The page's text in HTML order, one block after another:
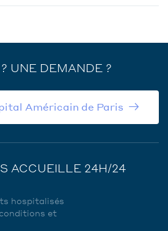
UNE DEMANDE ?
Américain de Paris
ACCUEILLE 24H/24
hospitalisés
et